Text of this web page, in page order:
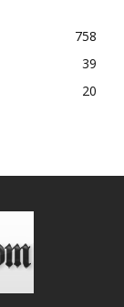
758
39
20